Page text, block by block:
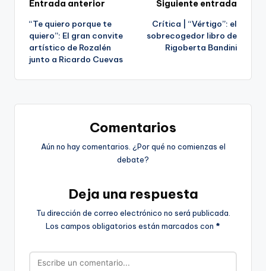
Navegación
de
entradas
Entrada anterior
“Te quiero porque te
quiero”: El gran convite
artístico de Rozalén
junto a Ricardo Cuevas
Siguiente entrada
Crítica | “Vértigo”: el
sobrecogedor libro de
Rigoberta Bandini
Comentarios
Aún no hay comentarios. ¿Por qué no comienzas el
debate?
Deja una respuesta
Tu dirección de correo electrónico no será publicada.
Los campos obligatorios están marcados con *